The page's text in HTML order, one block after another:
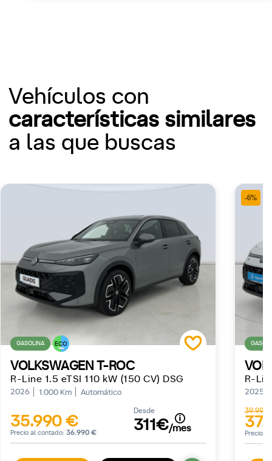
Vehículos con
características similares
a las que buscas
GASOLINA ECO
VOLKSWAGEN T-ROC
R-Line 1.5 eTSI 110 kW (150 CV) DSG
2026 1.000 Km Automático
35.990 €
Precio al contado: 36.990 €
Desde
311€/mes
-6%
2025
39.990
Precio